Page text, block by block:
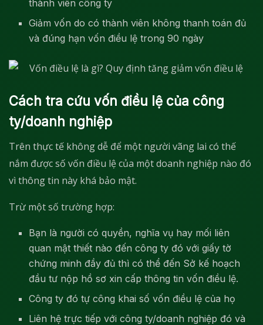
thành viên công ty
Giảm vốn do có thành viên không thanh toán đủ
và đúng hạn vốn điều lệ trong 90 ngày
Cách tra cứu vốn điều lệ của công
ty/doanh nghiệp
Trên thực tế không dễ để một người vãng lai có thế
nắm được số vốn điều lệ của một doanh nghiệp nào đó
vì thông tin này khá bảo mật.
Trừ một số trường hợp:
Bạn là người có quyền, nghĩa vụ hay mối liên
quan mật thiết nào đến công ty đó với giấy tờ
chứng minh đầy đủ thì có thể đến Sở kế hoạch
đầu tư nộp hồ sơ xin cấp thông tin vốn điều lệ.
Công ty đó tự công khai số vốn điều lệ của họ
Liên hệ trực tiếp với công ty/doanh nghiệp đó và